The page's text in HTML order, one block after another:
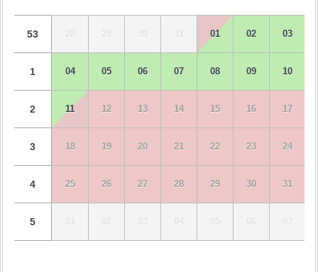
53 28 29 30 31 01 02 03
1 04 05 06 07 08 09 10
2 11 12 13 14 15 16 17
3 18 19 20 21 22 23 24
4 25 26 27 28 29 30 31
5 01 02 03 05 06